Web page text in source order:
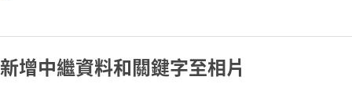
新增中繼資料和關鍵字至相片